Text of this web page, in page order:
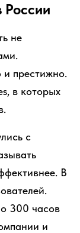
России
не
и престижно.
в которых
с
В
300 часов
и